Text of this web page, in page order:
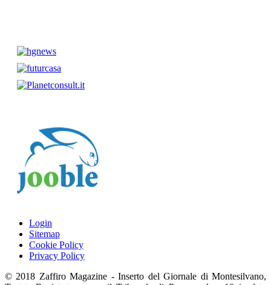
Login
Sitemap
Cookie Policy
Privacy Policy
© 2018 Zaffiro Magazine - Inserto del Giornale di Montesilvano,